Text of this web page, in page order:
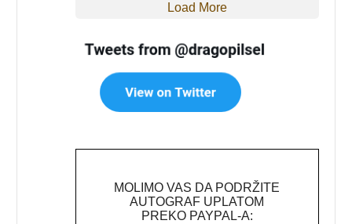
Load More
MOLIMO VAS DA PODRŽITE
AUTOGRAF UPLATOM
PREKO PAYPAL-A: